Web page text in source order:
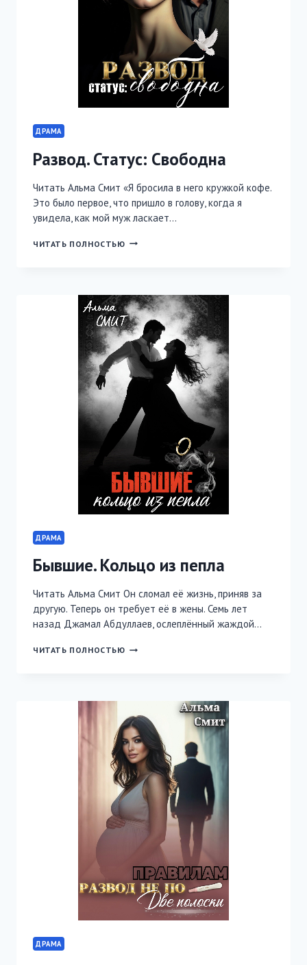
ДРАМА
Развод. Статус: Свободна
Читать Альма Смит «Я бросила в него кружкой кофе.
Это было первое, что пришло в голову, когда я
увидела, как мой муж ласкает…
ЧИТАТЬ ПОЛНОСТЬЮ РАЗВОД.
ДРАМА
Бывшие. Кольцо из пепла
Читать Альма Смит Он сломал её жизнь, приняв за
другую. Теперь он требует её в жены. Семь лет
назад Джамал Абдуллаев, ослеплённый жаждой…
ЧИТАТЬ ПОЛНОСТЬЮ БЫВШИЕ.
ДРАМА